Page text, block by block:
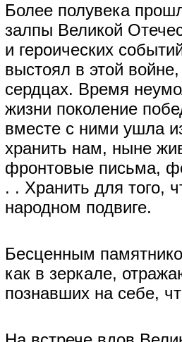
Более полувека
залпы Великой
и героических
выстоял в этой
сердцах. Время
жизни поколение
вместе с ними ушла
хранить нам, ныне
фронтовые письма,
. . Хранить для того,
народном подвиге.
Бесценным
как в зеркале,
познавших на себе,